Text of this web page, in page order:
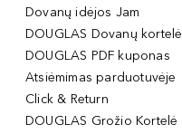
Dovanų idėjos Jam
DOUGLAS Dovanų kortelė
DOUGLAS PDF kuponas
Atsiėmimas parduotuvėje
Click & Return
DOUGLAS Grožio Kortelė